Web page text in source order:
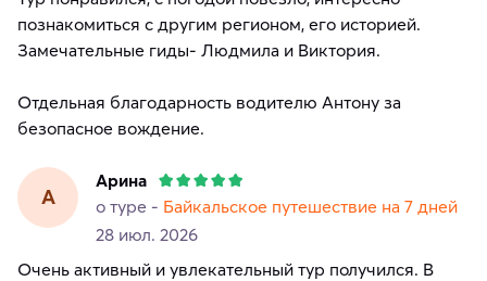
познакомиться с другим регионом, его историей.
Замечательные гиды- Людмила и Виктория.
Отдельная благодарность водителю Антону за
безопасное вождение.
А
Арина
о туре - Байкальское путешествие на 7 дней
28 июл. 2026
Очень активный и увлекательный тур получился. В